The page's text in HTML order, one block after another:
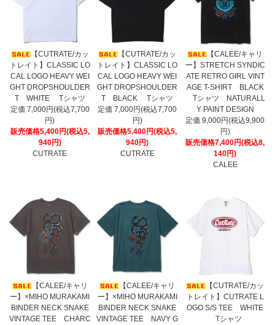
【CUTRATE/カッ
トレイト】CLASSIC LO
CAL LOGO HEAVY WEI
GHT DROPSHOULDER
T WHITE Tシャツ
定価 7,000円(税込7,700
円)
販売価格5,400円(税込5,
940円)
CUTRATE
【CUTRATE/カッ
トレイト】CLASSIC LO
CAL LOGO HEAVY WEI
GHT DROPSHOULDER
T BLACK Tシャツ
定価 7,000円(税込7,700
円)
販売価格5,400円(税込5,
940円)
CUTRATE
【CALEE/キャリ
ー】STRETCH SYNDIC
ATE RETRO GIRL VINT
AGE T-SHIRT BLACK
Tシャツ NATURALL
Y PAINT DESIGN
定価 9,000円(税込9,900
円)
販売価格7,400円(税込8,
140円)
CALEE
【CALEE/キャリ
ー】×MIHO MURAKAMI
BINDER NECK SNAKE
VINTAGE TEE CHARC
【CALEE/キャリ
ー】×MIHO MURAKAMI
BINDER NECK SNAKE
VINTAGE TEE NAVY G
【CUTRATE/カッ
トレイト】CUTRATE L
OGO S/S TEE WHITE
Tシャツ